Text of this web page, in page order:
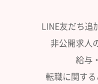
LINE友だち追
非公開求人
給与
転職に関する